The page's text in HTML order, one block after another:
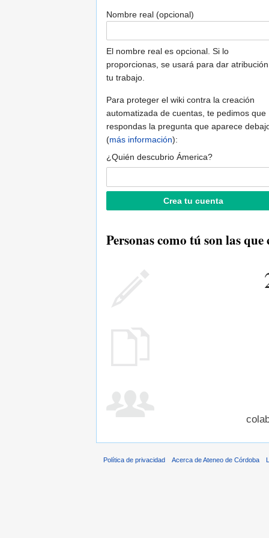
Nombre real (opcional)
El nombre real es opcional. Si lo
proporcionas, se usará para dar
tu trabajo.
Para proteger el wiki contra la creación
automatizada de cuentas, te pedimos que
respondas la pregunta que aparece
(más información):
¿Quién descubrio Ámerica?
Personas como tú son las
Política de privacidad Acerca de Ateneo de Córdoba